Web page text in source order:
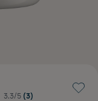
3.3/5 (3)